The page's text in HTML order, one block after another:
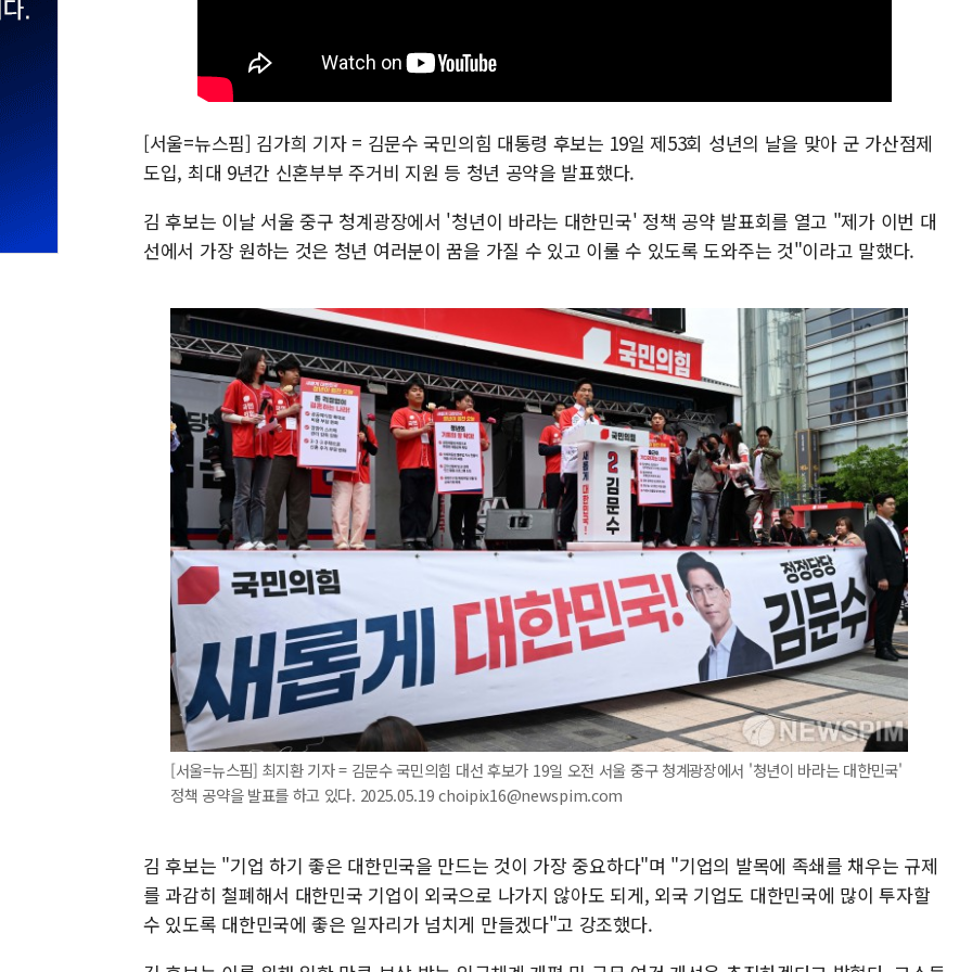
[서울=뉴스핌] 김가희 기자 = 김문수 국민의힘 대통령 후보는 19일 제53회 성년의 날을 맞아 군 가산점제
도입, 최대 9년간 신혼부부 주거비 지원 등 청년 공약을 발표했다.
김 후보는 이날 서울 중구 청계광장에서 '청년이 바라는 대한민국' 정책 공약 발표회를 열고 "제가 이번 대
선에서 가장 원하는 것은 청년 여러분이 꿈을 가질 수 있고 이룰 수 있도록 도와주는 것"이라고 말했다.
[서울=뉴스핌] 최지환 기자 = 김문수 국민의힘 대선 후보가 19일 오전 서울 중구 청계광장에서 '청년이 바라는 대한민국'
정책 공약을 발표를 하고 있다. 2025.05.19 choipix16@newspim.com
김 후보는 "기업 하기 좋은 대한민국을 만드는 것이 가장 중요하다"며 "기업의 발목에 족쇄를 채우는 규제
를 과감히 철폐해서 대한민국 기업이 외국으로 나가지 않아도 되게, 외국 기업도 대한민국에 많이 투자할
수 있도록 대한민국에 좋은 일자리가 넘치게 만들겠다"고 강조했다.